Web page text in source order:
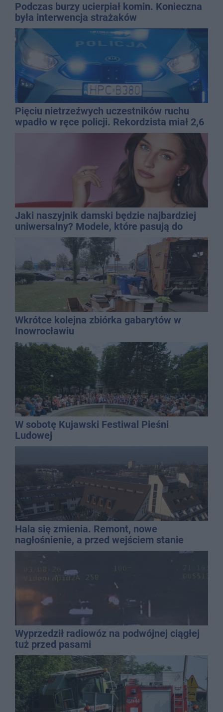
Podczas burzy ucierpiał komin. Konieczna
była interwencja strażaków
Pięciu nietrzeźwych uczestników ruchu
wpadło w ręce policji. Rekordzista miał 2,6
Jaki naszyjnik damski będzie najbardziej
uniwersalny? Modele, które pasują do
wielu stylizacji
Wkrótce kolejna zbiórka gabarytów w
Inowrocławiu
W sobotę Kujawski Festiwal Pieśni
Ludowej
Hala się zmienia. Remont, nowe
nagłośnienie, a przed wejściem stanie
QEMETICA ARENA
Wyprzedził radiowóz na podwójnej ciągłej
tuż przed pasami